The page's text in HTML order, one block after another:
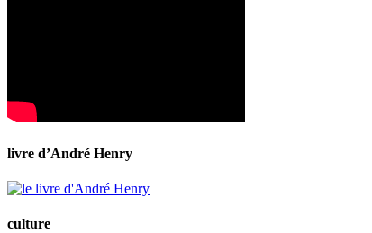
livre d’André Henry
culture